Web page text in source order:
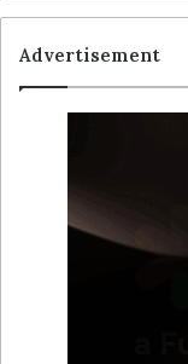
Advertisement